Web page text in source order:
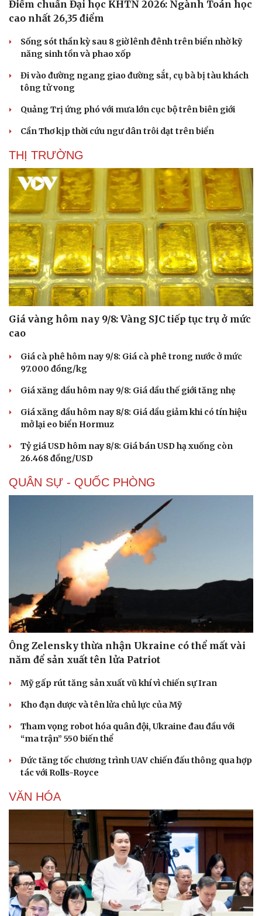
Tư vấn luật
Phân tích
Lịch thi đấu bóng đá
Thế giới thể thao
eSports
Hậu trường
Ô tô - Xe máy
Ô tô
Tư vấn
Điểm chuẩn Đại học KHTN 2026: Ngành Toán học
cao nhất 26,35 điểm
Sống sót thần kỳ sau 8 giờ lênh đênh trên biển nhờ kỹ
năng sinh tồn và phao xốp
Đi vào đường ngang giao đường sắt, cụ bà bị tàu khách
tông tử vong
Quảng Trị ứng phó với mưa lớn cục bộ trên biên giới
Cần Thơ kịp thời cứu ngư dân trôi dạt trên biển
THỊ TRƯỜNG
Giá vàng hôm nay 9/8: Vàng SJC tiếp tục trụ ở mức
cao
Giá cà phê hôm nay 9/8: Giá cà phê trong nước ở mức
97.000 đồng/kg
Giá xăng dầu hôm nay 9/8: Giá dầu thế giới tăng nhẹ
Giá xăng dầu hôm nay 8/8: Giá dầu giảm khi có tín hiệu
mở lại eo biển Hormuz
Tỷ giá USD hôm nay 8/8: Giá bán USD hạ xuống còn
26.468 đồng/USD
QUÂN SỰ - QUỐC PHÒNG
Ông Zelensky thừa nhận Ukraine có thể mất vài
năm để sản xuất tên lửa Patriot
Mỹ gấp rút tăng sản xuất vũ khí vì chiến sự Iran
Kho đạn dược và tên lửa chủ lực của Mỹ
Tham vọng robot hóa quân đội, Ukraine đau đầu với
“ma trận” 550 biến thể
Đức tăng tốc chương trình UAV chiến đấu thông qua hợp
tác với Rolls-Royce
VĂN HÓA